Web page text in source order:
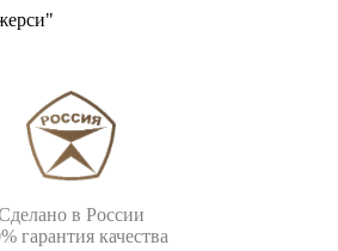
в России
гарантия качества